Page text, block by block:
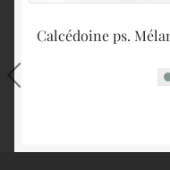
Calcédoine ps.